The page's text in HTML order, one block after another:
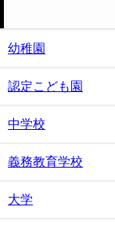
幼稚園
認定こども園
中学校
義務教育学校
大学